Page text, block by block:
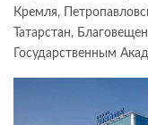
Кремля,
Татарстан,
Государственным